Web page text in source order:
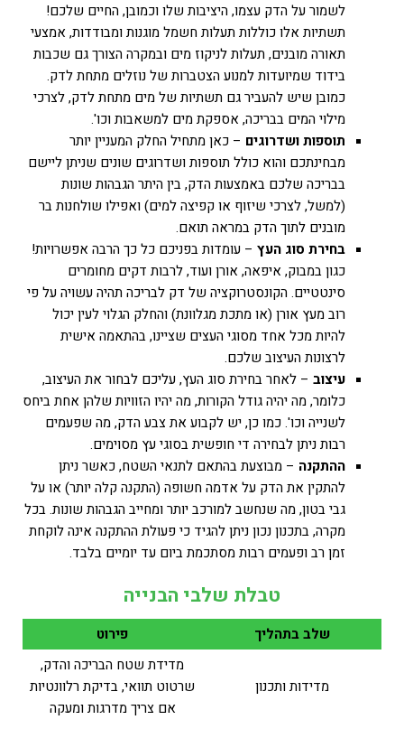
לשמור על הדק עצמו, היציבות שלו וכמובן, החיים שלכם!
תשתיות אלו כוללות תעלות חשמל מוגנות ומבודדות, אמצעי
תאורה מובנים, תעלות לניקוז מים ובמקרה הצורך גם שכבות
בידוד שמיועדות למנוע הצטברות של נוזלים מתחת לדק.
כמובן שיש להעביר גם תשתיות של מים מתחת לדק, לצרכי
מילוי המים בבריכה, אספקת מים למשאבות וכו'.
תוספות ושדרוגים – כאן מתחיל החלק המעניין יותר
מבחינתכם והוא כולל תוספות ושדרוגים שונים שניתן ליישם
בבריכה שלכם באמצעות הדק, בין היתר הגבהות שונות
(למשל, לצרכי שיזוף או קפיצה למים) ואפילו שולחנות בר
מובנים לתוך הדק במראה תואם.
בחירת סוג העץ – עומדות בפניכם כל כך הרבה אפשרויות!
כגון במבוק, איפאה, אורן ועוד, לרבות דקים מחומרים
סינטטיים. הקונסטרוקציה של דק לבריכה תהיה עשויה על פי
רוב מעץ אורן (או מתכת מגלוונת) והחלק הגלוי לעין יכול
להיות מכל אחד מסוגי העצים שציינו, בהתאמה אישית
לרצונות העיצוב שלכם.
עיצוב – לאחר בחירת סוג העץ, עליכם לבחור את העיצוב,
כלומר, מה יהיה גודל הקורות, מה יהיו הזוויות שלהן אחת ביחס
לשנייה וכו'. כמו כן, יש לקבוע את צבע הדק, מה שפעמים
רבות ניתן לבחירה די חופשית בסוגי עץ מסוימים.
ההתקנה – מבוצעת בהתאם לתנאי השטח, כאשר ניתן
להתקין את הדק על אדמה חשופה (התקנה קלה יותר) או על
גבי בטון, מה שנחשב למורכב יותר ומחייב הגבהות שונות. בכל
מקרה, בתכנון נכון ניתן להגיד כי פעולת ההתקנה אינה לוקחת
זמן רב ופעמים רבות מסתכמת ביום עד יומיים בלבד.
טבלת שלבי הבנייה
שלב בתהליך פירוט
מדידות ותכנון
מדידת שטח הבריכה והדק,
שרטוט תוואי, בדיקת רלוונטיות
אם צריך מדרגות ומעקה